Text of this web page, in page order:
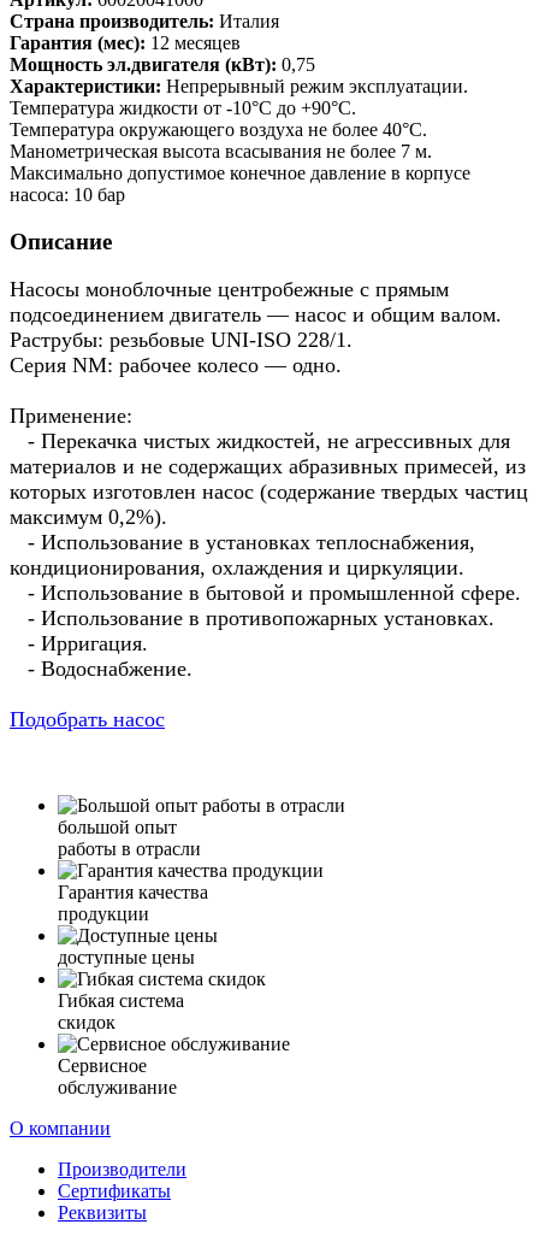
Страна производитель: Италия
Гарантия (мес): 12 месяцев
Мощность эл.двигателя (кВт): 0,75
Характеристики: Непрерывный режим эксплуатации.
Температура жидкости от -10°C до +90°C.
Температура окружающего воздуха не более 40°C.
Манометрическая высота всасывания не более 7 м.
Максимально допустимое конечное давление в корпусе
насоса: 10 бар
Описание
Насосы моноблочные центробежные с прямым
подсоединением двигатель — насос и общим валом.
Раструбы: резьбовые UNI-ISO 228/1.
Серия NM: рабочее колесо — одно.
Применение:
- Перекачка чистых жидкостей, не агрессивных для
материалов и не содержащих абразивных примесей, из
которых изготовлен насос (содержание твердых частиц
максимум 0,2%).
- Использование в установках теплоснабжения,
кондиционирования, охлаждения и циркуляции.
- Использование в бытовой и промышленной сфере.
- Использование в противопожарных установках.
- Ирригация.
- Водоснабжение.
Подобрать насос
большой опыт
работы в отрасли
Гарантия качества
продукции
доступные цены
Гибкая система
скидок
Сервисное
обслуживание
О компании
Производители
Сертификаты
Реквизиты